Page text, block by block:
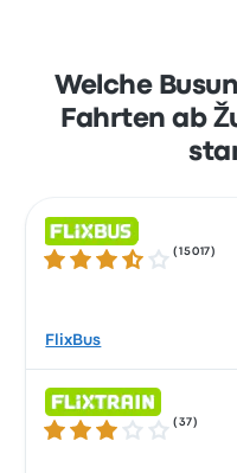
Welche
Fahrten ab
3.5 von 5 Sternen
(15017 )
FlixBus
3.0 von 5 Sternen
(37 )